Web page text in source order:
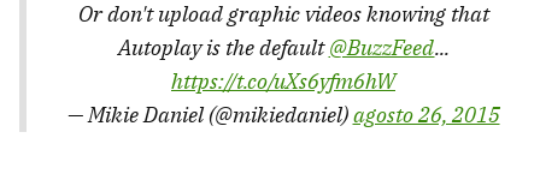
Or don't upload graphic videos knowing that
Autoplay is the default@BuzzFeed...
https://t.co/uXs6yfm6hW
— Mikie Daniel (@mikiedaniel)agosto 26, 2015